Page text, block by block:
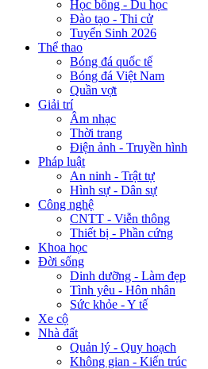
Học bổng - Du học
Đào tạo - Thi cử
Tuyển Sinh 2026
Thể thao
Bóng đá quốc tế
Bóng đá Việt Nam
Quần vợt
Giải trí
Âm nhạc
Thời trang
Điện ảnh - Truyền hình
Pháp luật
An ninh - Trật tự
Hình sự - Dân sự
Công nghệ
CNTT - Viễn thông
Thiết bị - Phần cứng
Khoa học
Đời sống
Dinh dưỡng - Làm đẹp
Tình yêu - Hôn nhân
Sức khỏe - Y tế
Xe cộ
Nhà đất
Quản lý - Quy hoạch
Không gian - Kiến trúc